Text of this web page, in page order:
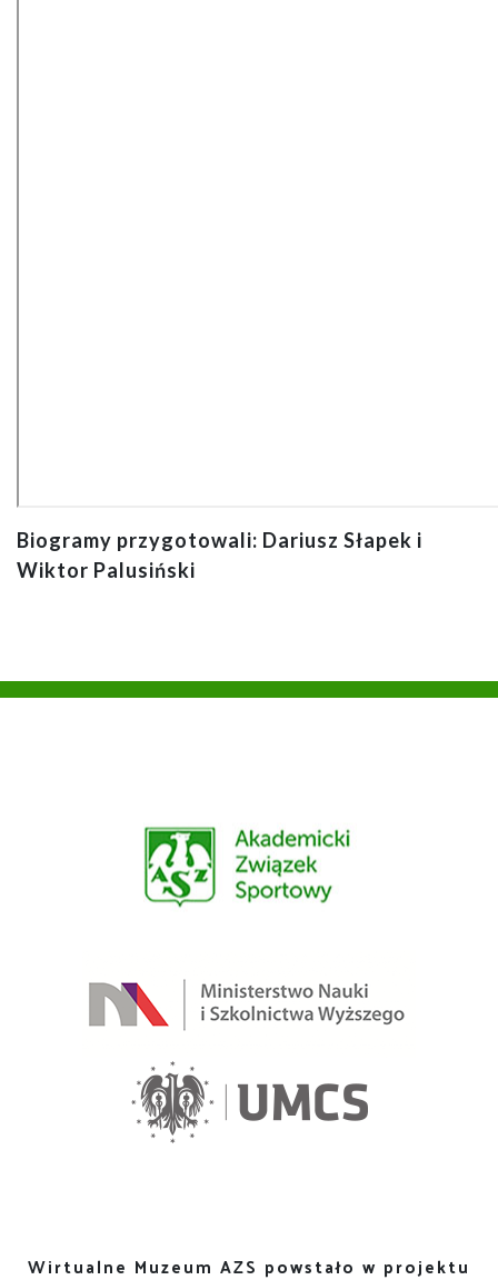
Biogramy przygotowali: Dariusz Słapek i
Wiktor Palusiński
Wirtualne Muzeum AZS powstało w projektu